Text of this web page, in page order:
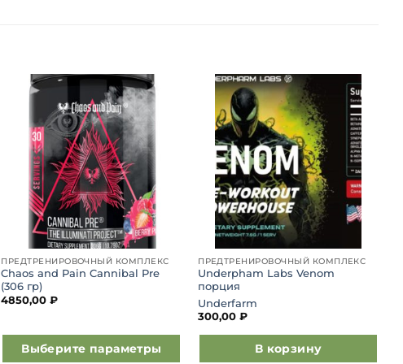
Добавить
в список
желаний
ПРЕДТРЕНИРОВОЧНЫЙ КОМПЛЕКС
Chaos and Pain Cannibal Pre
(306 гр)
4850,00₽
Выберите параметры
Добавить
в список
желаний
ПРЕДТРЕНИРОВОЧНЫЙ КОМПЛЕКС
Underpham Labs Venom
порция
Underfarm
300,00₽
В корзину